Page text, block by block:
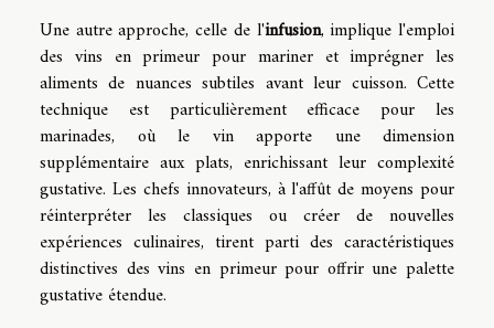
Une autre approche, celle de l'infusion, implique l'emploi
des vins en primeur pour mariner et imprégner les
aliments de nuances subtiles avant leur cuisson. Cette
technique est particulièrement efficace pour les
marinades, où le vin apporte une dimension
supplémentaire aux plats, enrichissant leur complexité
gustative. Les chefs innovateurs, à l'affût de moyens pour
réinterpréter les classiques ou créer de nouvelles
expériences culinaires, tirent parti des caractéristiques
distinctives des vins en primeur pour offrir une palette
gustative étendue.